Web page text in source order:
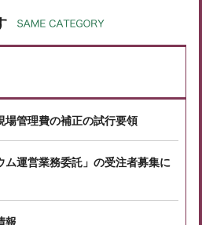
場管理費の補正の試行要領
ム運営業務委託」の受注者募集に
報